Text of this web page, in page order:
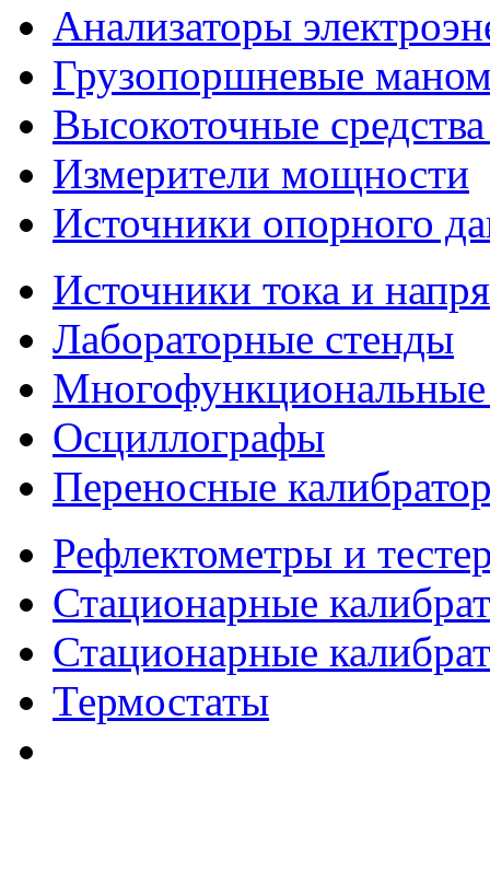
Анализаторы
Грузопоршневые
Высокоточные
Измерители мощности
Источники опорного
Источники тока и
Лабораторные стенды
Осциллографы
Переносные
Рефлектометры и
Стационарные
Стационарные
Термостаты